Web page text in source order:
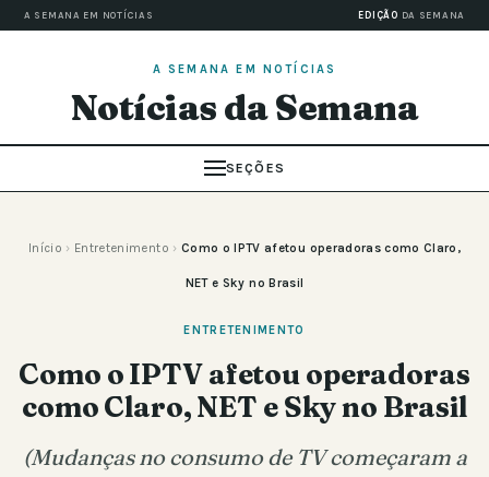
A SEMANA EM NOTÍCIAS EDIÇÃO DA SEMANA
A SEMANA EM NOTÍCIAS
Notícias da Semana
SEÇÕES
Início › Entretenimento › Como o IPTV afetou operadoras como Claro,
NET e Sky no Brasil
ENTRETENIMENTO
Como o IPTV afetou operadoras
como Claro, NET e Sky no Brasil
(Mudanças no consumo de TV começaram a